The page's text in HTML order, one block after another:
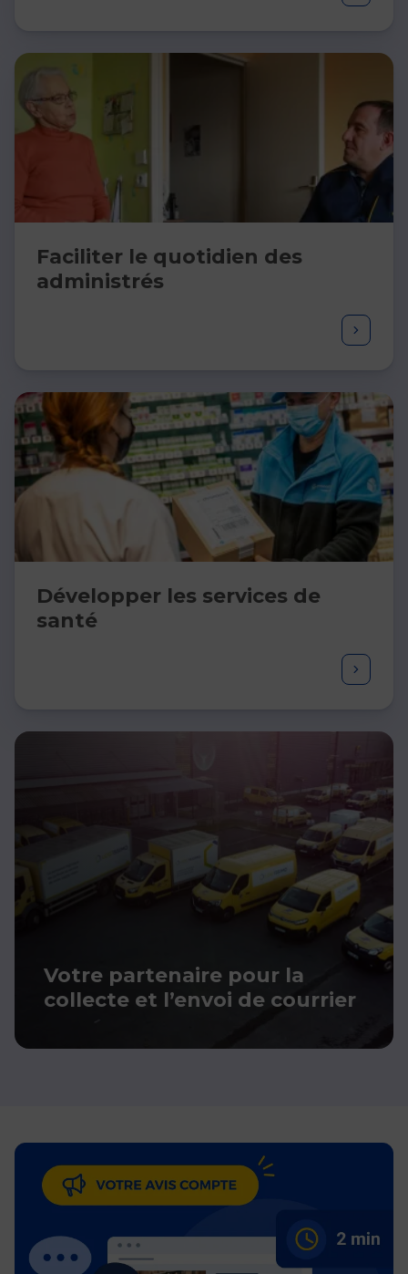
Faciliter le quotidien des
administrés ​
Développer les services de
santé​
Votre partenaire pour la
collecte et l’envoi de courrier